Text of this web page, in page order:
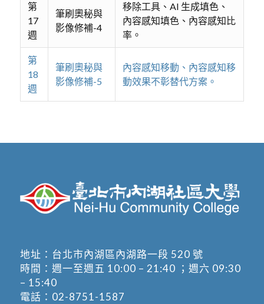
第
17
週
筆刷奧秘與
影像修補-4
移除工具、AI 生成填色、
內容感知填色、內容感知比
率。
第
18
週
筆刷奧秘與
影像修補-5
內容感知移動、內容感知移
動效果不彰替代方案。
地址： 台北市內湖區內湖路一段 520 號
時間：週一至週五 10:00 – 21:40 ；週六 09:30
– 15:40
電話： 02-8751-1587